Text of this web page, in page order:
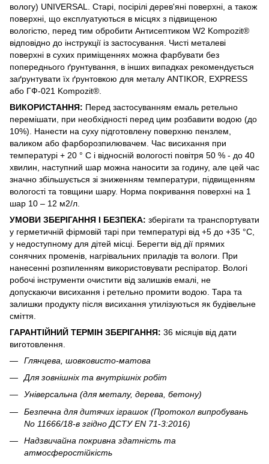
вологу) UNIVERSAL. Старі, посірілі дерев'яні поверхні, а також
поверхні, що експлуатуються в місцях з підвищеною
вологістю, перед тим обробити Антисептиком W2 Kompozit®
відповідно до інструкції із застосування. Чисті металеві
поверхні в сухих приміщеннях можна фарбувати без
попереднього ґрунтування, в інших випадках рекомендується
заґрунтувати їх ґрунтовкою для металу ANTIKOR, EXPRESS
або ГФ-021 Kompozit®.
ВИКОРИСТАННЯ: Перед застосуванням емаль ретельно
перемішати, при необхідності перед цим розбавити водою (до
10%). Нанести на суху підготовлену поверхню пензлем,
валиком або фарборозпилювачем. Час висихання при
температурі + 20 ° С і відносній вологості повітря 50 % - до 40
хвилин, наступний шар можна наносити за годину, але цей час
значно збільшується зі зниженням температури, підвищенням
вологості та товщини шару. Норма покривання поверхні на 1
шар 10 – 12 м2/л.
УМОВИ ЗБЕРІГАННЯ І БЕЗПЕКА: зберігати та транспортувати
у герметичній фірмовій тарі при температурі від +5 до +35 °С,
у недоступному для дітей місці. Берегти від дії прямих
сонячних променів, нагрівальних приладів та вологи. При
нанесенні розпиленням використовувати респіратор. Вологі
робочі інструменти очистити від залишків емалі, не
допускаючи висихання і ретельно промити водою. Тара та
залишки продукту після висихання утилізуються як будівельне
сміття.
ГАРАНТІЙНИЙ ТЕРМІН ЗБЕРІГАННЯ: 36 місяців від дати
виготовлення.
Глянцева, шовковисто-матова
Для зовнішніх та внутрішніх робіт
Універсальна (для металу, дерева, бетону)
Безпечна для дитячих іграшок (Протокол випробувань
No 11666/18-в згідно ДСТУ EN 71-3:2016)
Надзвичайна покривна здатність та
атмосферостійкість